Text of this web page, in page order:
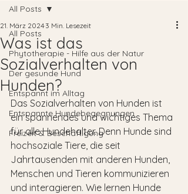
All Posts
Phytotherapie - Hilfe aus der Natur
Der gesunde Hund
Entspannt im Alltag
Entspannte Hundebegegnungen
Freizeit & Beschäftigung
All Posts
Was ist das
Sozialverhalten von
Hunden?
21. März 2024 3 Min. Lesezeit
Das Sozialverhalten von Hunden ist
ein spannendes und wichtiges Thema
für alle Hundehalter. Denn Hunde sind
hochsoziale Tiere, die seit
Jahrtausenden mit anderen Hunden,
Menschen und Tieren kommunizieren
und interagieren. Wie lernen Hunde